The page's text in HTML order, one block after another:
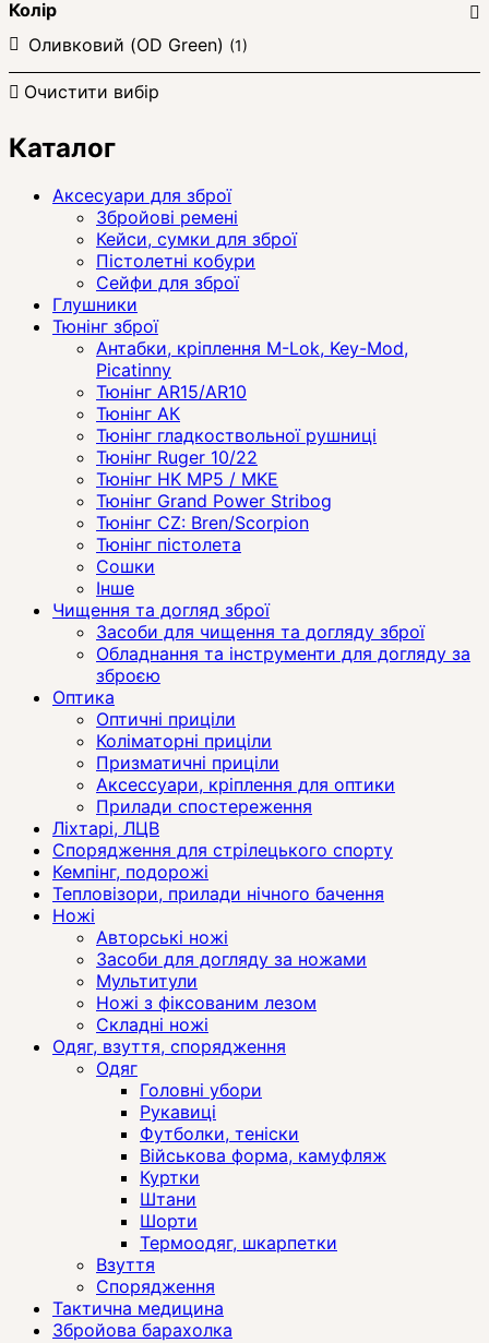
Колір
Оливковий (OD Green) (1)
Очистити вибір
Каталог
Аксесуари для зброї
Збройові ремені
Кейси, сумки для зброї
Пістолетні кобури
Сейфи для зброї
Глушники
Тюнінг зброї
Антабки, кріплення M-Lok, Key-Mod,
Picatinny
Тюнінг AR15/AR10
Тюнінг АК
Тюнінг гладкоствольної рушниці
Тюнінг Ruger 10/22
Тюнінг HK MP5 / MKE
Тюнінг Grand Power Stribog
Тюнінг CZ: Bren/Scorpion
Тюнінг пістолета
Сошки
Інше
Чищення та догляд зброї
Засоби для чищення та догляду зброї
Обладнання та інструменти для догляду за
зброєю
Оптика
Оптичні приціли
Коліматорні приціли
Призматичні приціли
Аксессуари, кріплення для оптики
Прилади спостереження
Ліхтарі, ЛЦВ
Спорядження для стрілецького спорту
Кемпінг, подорожі
Тепловізори, прилади нічного бачення
Ножі
Авторські ножі
Засоби для догляду за ножами
Мультитули
Ножі з фіксованим лезом
Складні ножі
Одяг, взуття, спорядження
Одяг
Головні убори
Рукавиці
Футболки, теніски
Військова форма, камуфляж
Куртки
Штани
Шорти
Термоодяг, шкарпетки
Взуття
Спорядження
Тактична медицина
Збройова барахолка